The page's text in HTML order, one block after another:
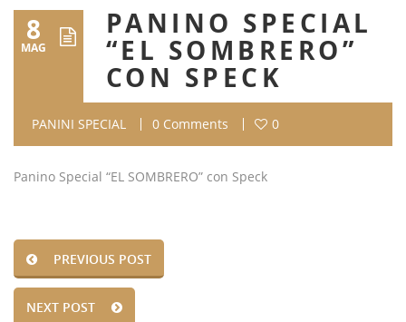
8
MAG
PANINO SPECIAL
“EL SOMBRERO”
CON SPECK
PANINI SPECIAL 0 Comments 0
Panino Special “EL SOMBRERO” con Speck
PREVIOUS POST
NEXT POST